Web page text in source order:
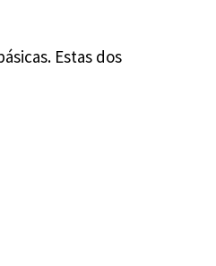
Estas dos